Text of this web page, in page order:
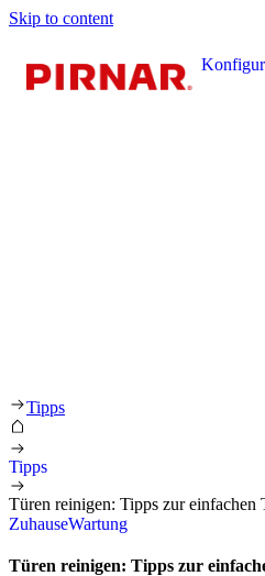
Skip to content
Tipps
Tipps
Türen reinigen: Tipps zur einfachen
ZuhauseWartung
Türen reinigen: Tipps zur